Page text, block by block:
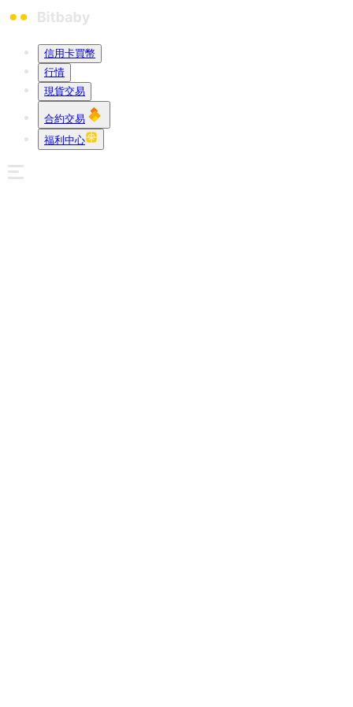
信用卡買幣
行情
現貨交易
合約交易
福利中心